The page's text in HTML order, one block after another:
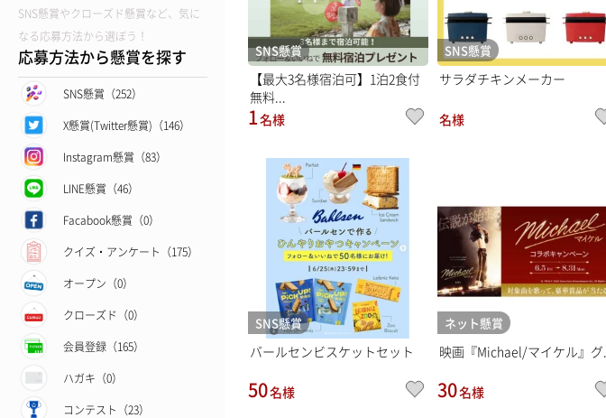
SNS懸賞やクローズド懸賞など、気に
なる応募方法から選ぼう！
応募方法から懸賞を探す
SNS懸賞（252）
X懸賞(Twitter懸賞)（146）
Instagram懸賞（83）
LINE懸賞（46）
Facabook懸賞（0）
クイズ・アンケート（175）
オープン（0）
クローズド（0）
会員登録（165）
ハガキ（0）
コンテスト（23）
SNS懸賞
【最大3名様宿泊可】1泊2食付
無料...
1名様
SNS懸賞
サラダチキンメーカー
名様
SNS懸賞
バールセンビスケットセット
50名様
ネット懸賞
映画『Michael/マイケル』グ...
30名様